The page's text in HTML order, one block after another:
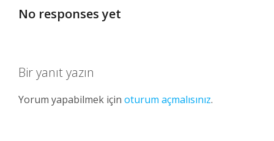
No responses yet
Bir yanıt yazın
Yorum yapabilmek için oturum açmalısınız.